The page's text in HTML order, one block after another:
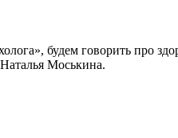
будем говорить про
Моськина.